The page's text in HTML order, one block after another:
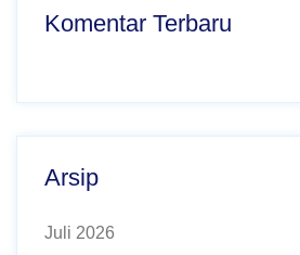
Komentar Terbaru
Arsip
Juli 2026